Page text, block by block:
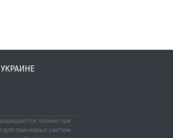
только при
для поисковых систем